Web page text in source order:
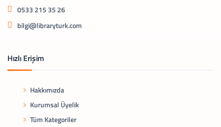
0533 215 35 26
bilgi@libraryturk.com
Hızlı Erişim
Hakkımızda
Kurumsal Üyelik
Tüm Kategoriler